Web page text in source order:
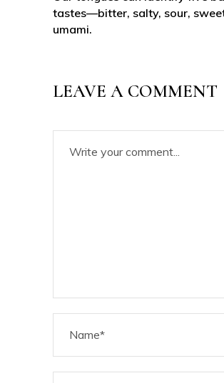
tastes—bitter, salty, sour,
umami.
LEAVE A COMMENT